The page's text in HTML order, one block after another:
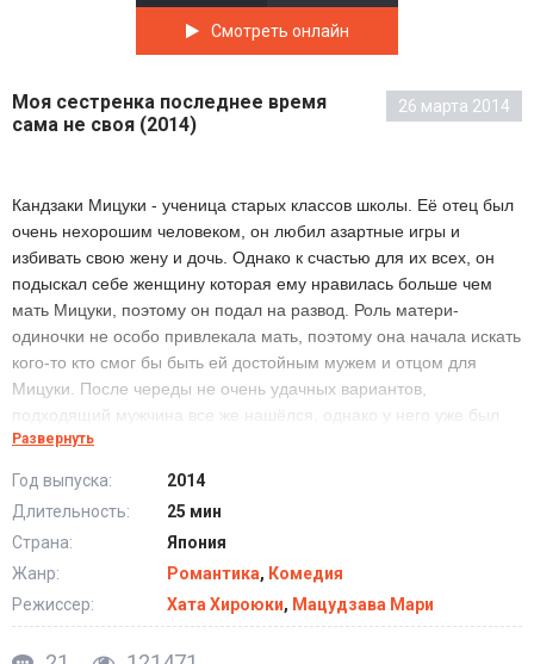
Смотреть онлайн
Моя сестренка последнее время
сама не своя (2014)
26 марта 2014
Кандзаки Мицуки - ученица старых классов школы. Её отец был
очень нехорошим человеком, он любил азартные игры и
избивать свою жену и дочь. Однако к счастью для их всех, он
подыскал себе женщину которая ему нравилась больше чем
мать Мицуки, поэтому он подал на развод. Роль матери-
одиночки не особо привлекала мать, поэтому она начала искать
кого-то кто смог бы быть ей достойным мужем и отцом для
Мицуки. После череды не очень удачных вариантов,
подходящий мужчина все же нашёлся, однако у него уже был
сын, при том сын старше чем Мицуки. По прошествии
отправляются заграницу на заработки. Мицуки и её сводный
брат Юуе остаются вместе, однако общий язык они находят
далеко не сразу, девушка не воспринимает новоявленного
брата за родственника. filmix.day/anime/ Ей кажется, что все её
бросили, и не имея ни одного близкого человека с кем она
могла бы по душами поговорить, девушка начинает медленно
замыкаться в себе. Однако долго скучать и грустить Мицуке не
Развернуть
Год выпуска:
2014
Длительность:
25 мин
Страна:
Япония
Жанр:
Романтика, Комедия
Режиссер:
Хата Хироюки, Мацудзава Мари